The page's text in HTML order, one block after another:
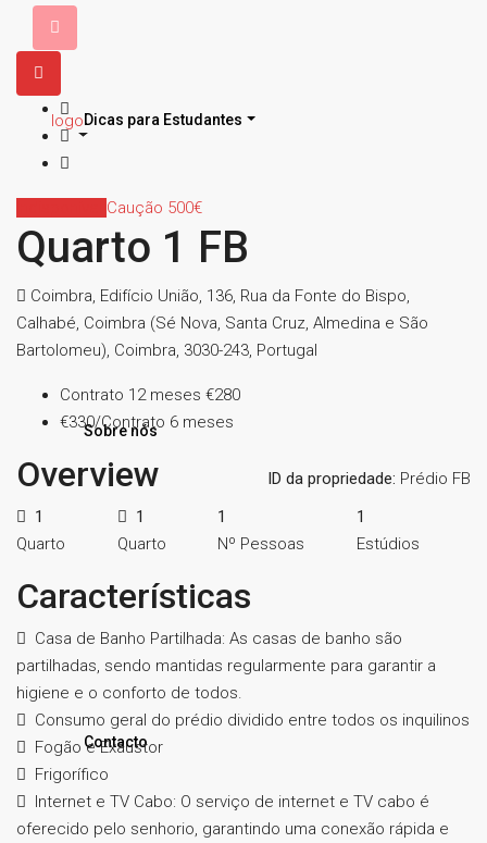
Dicas para Estudantes
Sobre nós
Contacto
Caução 500€
Quarto 1 FB
Coimbra, Edifício União, 136, Rua da Fonte do Bispo,
Calhabé, Coimbra (Sé Nova, Santa Cruz, Almedina e São
Bartolomeu), Coimbra, 3030-243, Portugal
Contrato 12 meses €280
€330/Contrato 6 meses
Overview ID da propriedade: Prédio FB
1
Quarto
1
Quarto
1
Nº Pessoas
1
Estúdios
Características
Casa de Banho Partilhada: As casas de banho são
partilhadas, sendo mantidas regularmente para garantir a
higiene e o conforto de todos.
Consumo geral do prédio dividido entre todos os inquilinos
Fogão e Exaustor
Frigorífico
Internet e TV Cabo: O serviço de internet e TV cabo é
oferecido pelo senhorio, garantindo uma conexão rápida e